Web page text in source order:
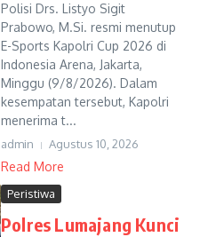
Polisi Drs. Listyo Sigit
Prabowo, M.Si. resmi menutup
E-Sports Kapolri Cup 2026 di
Indonesia Arena, Jakarta,
Minggu (9/8/2026). Dalam
kesempatan tersebut, Kapolri
menerima t...
admin Agustus 10, 2026
Read More
Peristiwa
Polres Lumajang Kunci